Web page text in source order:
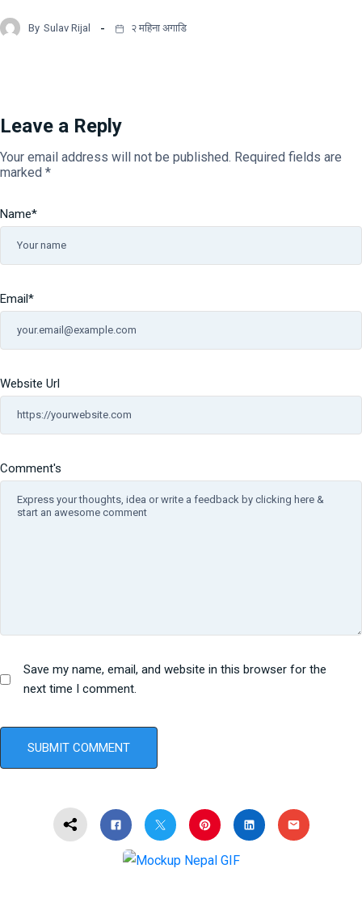
By Sulav Rijal २ महिना अगाडि
Leave a Reply
Your email address will not be published. Required fields are
marked *
Comment's
Name*
Email *
Website Url
Save my name, email, and website in this browser for the
next time I comment.